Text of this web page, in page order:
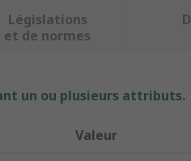
Législations
et de normes
un ou plusieurs attributs.
Valeur